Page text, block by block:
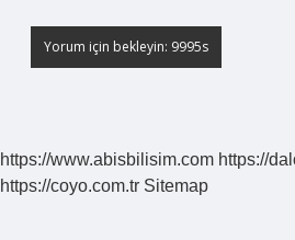
https://www.abisbilisim.com https://
https://coyo.com.tr Sitemap